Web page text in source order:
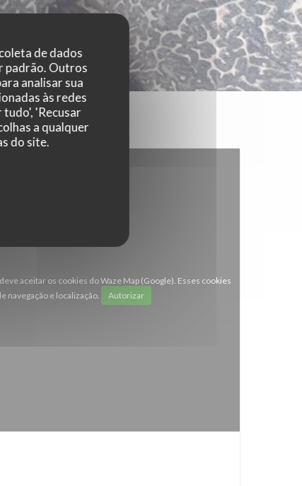
de dados
padrão. Outros
analisar sua
às redes
'Recusar
a qualquer
do site.
aceitar os cookies do Waze Map (Google). Esses cookies
navegação e localização.
Autorizar